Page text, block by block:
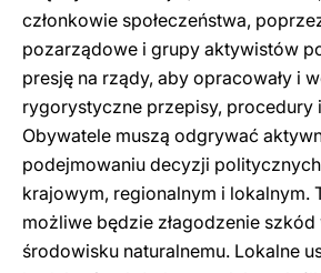
członkowie społeczeństwa,
pozarządowe i grupy aktywistów
presję na rządy, aby opracowały i
rygorystyczne przepisy, procedury
Obywatele muszą odgrywać
podejmowaniu decyzji
krajowym, regionalnym i lokalnym.
możliwe będzie złagodzenie
środowisku naturalnemu. Lokalne